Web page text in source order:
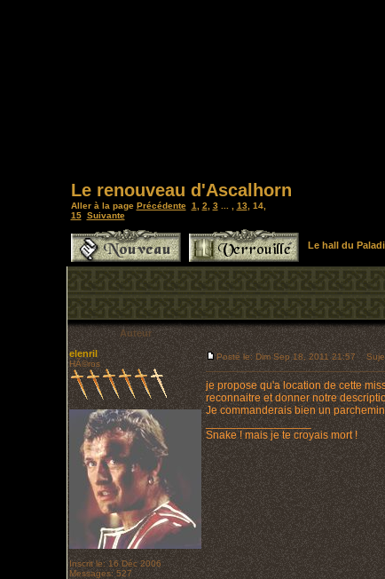
Le renouveau d'Ascalhorn
Aller à la page Précédente 1 2 3 13 14,
15 Suivante
Le hall du
Auteur
elenril
HÃ©ros
Inscrit le: 16 Déc 2006
Messages: 527
Posté le: Dim Sep 18, 2011 21:57 Sujet
je propose qu'a location de cette
reconnaitre et donner notre
Je commanderais bien un
_________________
Snake ! mais je te croyais mort !